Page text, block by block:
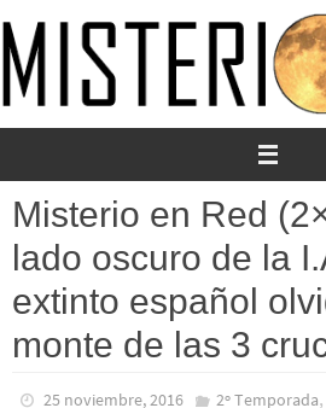
al
contenido
Misterio en Red
lado oscuro de la
extinto español
monte de las 3
25 noviembre, 2016 2º Temporada,